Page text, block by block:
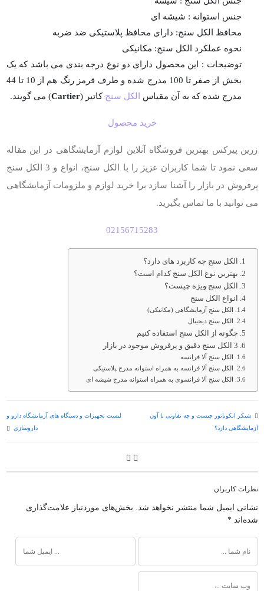
جنس استوانه : شیشه ای
محافظ الکل سنج: دارای محافظ پلاستیکی ضد ضربه
نحوه عملکرد الکل سنج: مکانیکی
توضیحات : این محصول دارای دو نوع درجه بندی می باشد که یک
بخش از صفر تا 100 مدرج شده و طرف قرمز رنگ هم از 10 تا 44
مدرج شده که به آن مقیاس
الکل سنج کاتیر (Cartier) می گویند.
خرید محصول
زرین پیرکس بهترین فروشگاه آنلاین لوازم آزمایشگاهی در این مقاله
سعی نمود تا شما کاربران عزیز را با الکل سنج، انواع و 3 الکل سنج
پرفروش در بازار را آشنا سازد برا خرید لوازم و ملزومات آزمایشگاهی
می توانید با ما تماس بگیرید.
02156715283
الکل سنج چه کاربرد های دارد؟
بهترین نوع الکل سنج کدام است؟
الکل سنج ویژه چیست؟
انواع الکل سنج
الکل سنج آزمایشگاهی (مکانیکی)
الکل سنج دیجیتال
چگونه از الکل سنج استفاده کنیم
3 الکل سنج دقیق و پرفروش موجود در بازار
الکل سنج آلا فرانسه
الکل سنج آلا فرانسه به همراه استوانه مدرج پلاستیکی
الکل سنج آلا فرانسوی به همراه استوانه مدرج شیشه ای
شیکر انکوباتور چیست و چه تفاوتی با آون
آزمایشگاهی دارد؟
لیست تجهیزات و دستگاه های آزمایشگاه دارو و
داروسازی
نظرات کاربران
نشانی ایمیل شما منتشر نخواهد شد. بخش‌های موردنیاز علامت‌گذاری
شده‌اند*